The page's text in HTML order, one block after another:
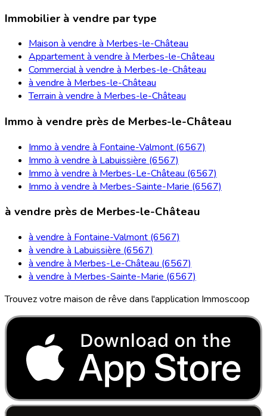
Immobilier à vendre par type
Maison à vendre à Merbes-le-Château
Appartement à vendre à Merbes-le-Château
Commercial à vendre à Merbes-le-Château
à vendre à Merbes-le-Château
Terrain à vendre à Merbes-le-Château
Immo à vendre près de Merbes-le-Château
Immo à vendre à Fontaine-Valmont (6567)
Immo à vendre à Labuissière (6567)
Immo à vendre à Merbes-Le-Château (6567)
Immo à vendre à Merbes-Sainte-Marie (6567)
à vendre près de Merbes-le-Château
à vendre à Fontaine-Valmont (6567)
à vendre à Labuissière (6567)
à vendre à Merbes-Le-Château (6567)
à vendre à Merbes-Sainte-Marie (6567)
Trouvez votre maison de rêve dans l'application Immoscoop